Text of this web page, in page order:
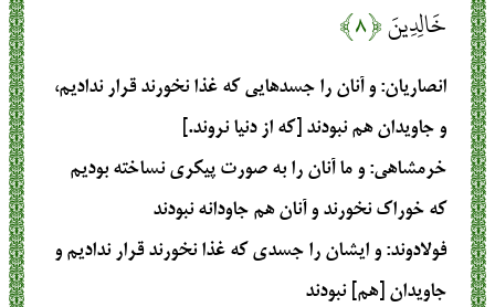
خَالِدِينَ﴿۸﴾
انصاریان: و آنان را جسدهایی که غذا نخورند قرار ندادیم،
و جاویدان هم نبودند [که از دنیا نروند.]
خرمشاهی: و ما آنان را به صورت پيكرى نساخته بوديم
كه خوراك نخورند و آنان هم جاودانه نبودند
فولادوند: و ايشان را جسدى كه غذا نخورند قرار نداديم و
جاويدان [هم] نبودند